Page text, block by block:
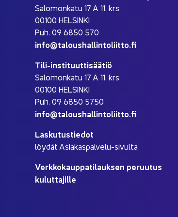
Sa­lo­mon­ka­tu 17 A 11. krs
00100 HEL­SIN­KI
Puh. 09 6850 570
info@ta­lous­hal­lin­to­liit­to.fi
Tili-​instituuttisäätiö
Sa­lo­mon­ka­tu 17 A 11. krs
00100 HEL­SIN­KI
Puh. 09 6850 5750
info@ta­lous­hal­lin­to­liit­to.fi
Las­ku­tus­tie­dot
löy­dät Asiakaspalvelu-​sivulta
Verk­ko­kaup­pa­ti­lauk­sen pe­ruu­tus
ku­lut­ta­jil­le